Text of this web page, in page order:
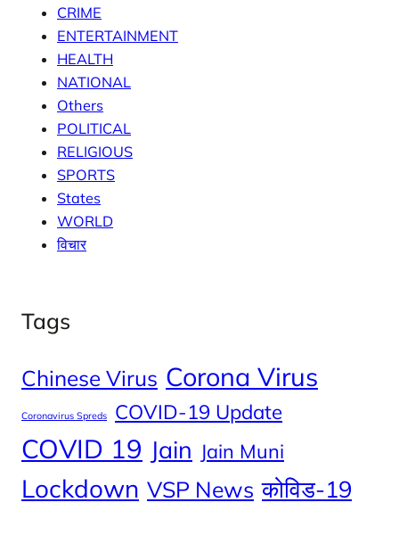
CRIME
ENTERTAINMENT
HEALTH
NATIONAL
Others
POLITICAL
RELIGIOUS
SPORTS
States
WORLD
विचार
Tags
Chinese Virus Corona Virus
Coronavirus Spreds COVID-19 Update
COVID 19 Jain Jain Muni
Lockdown VSP News कोविड-19